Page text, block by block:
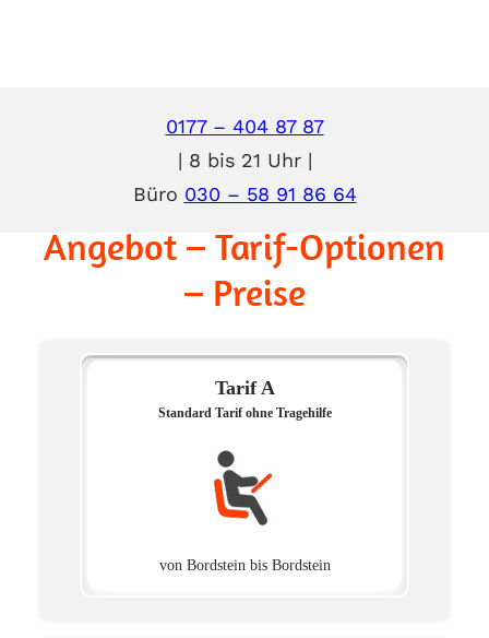
0177 – 404 87 87
| 8 bis 21 Uhr |
Büro 030 – 58 91 86 64
Möbeltaxi Berlin –
Angebot – Tarif-Optionen
– Preise
Tarif A
Standard Tarif ohne Tragehilfe
von Bordstein bis Bordstein